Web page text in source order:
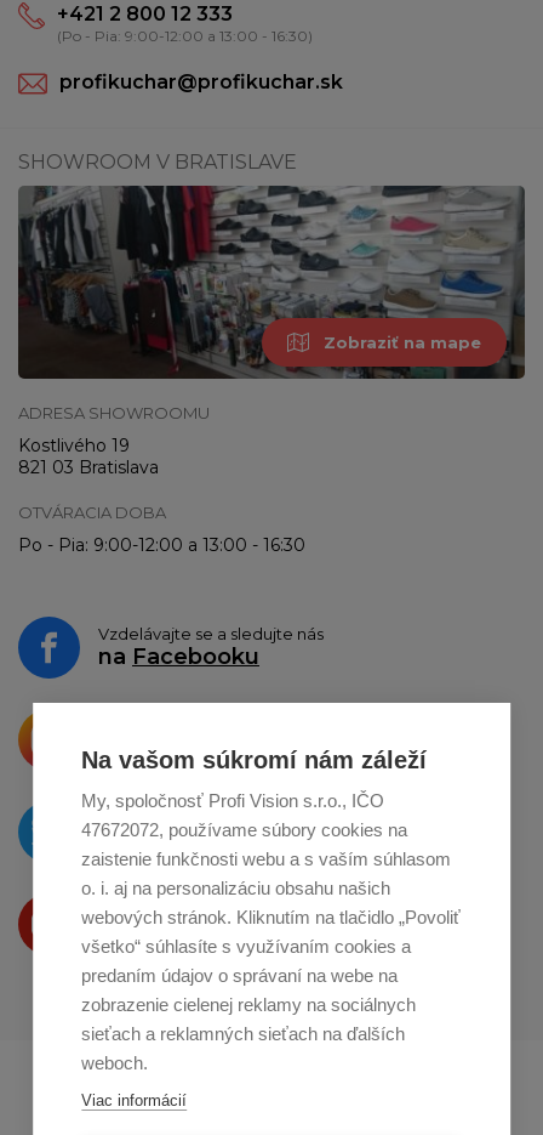
+421 2 800 12 333
(Po - Pia: 9:00-12:00 a 13:00 - 16:30)
profikuchar@profikuchar.sk
SHOWROOM V BRATISLAVE
Zobraziť na mape
ADRESA SHOWROOMU
Kostlivého 19
821 03 Bratislava
OTVÁRACIA DOBA
Po - Pia: 9:00-12:00 a 13:00 - 16:30
Vzdelávajte se a sledujte nás
na Facebooku
o zdieľanie naInstagrame
O novinkách píšeme
naTwitteri
Produkty Vám predstavujeme
na Youtube
Profikuchař.cz
Na vašom súkromí nám záleží
My, spoločnosť Profi Vision s.r.o., IČO
47672072, používame súbory cookies na
zaistenie funkčnosti webu a s vaším súhlasom
o. i. aj na personalizáciu obsahu našich
webových stránok. Kliknutím na tlačidlo „Povoliť
všetko“ súhlasíte s využívaním cookies a
predaním údajov o správaní na webe na
zobrazenie cielenej reklamy na sociálnych
sieťach a reklamných sieťach na ďalších
weboch.
Viac informácií